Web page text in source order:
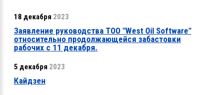
18 декабря 2023
Заявление руководства ТОО "West Oil Software"
относительно продолжающейся забастовки
рабочих с 11 декабря.
5 декабря 2023
Кайдзен